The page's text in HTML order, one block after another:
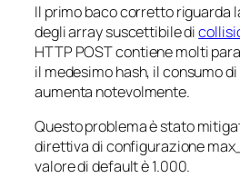
Il primo baco corretto riguarda
degli array suscettibile di
HTTP POST contiene molti
il medesimo hash, il consumo di
aumenta notevolmente.
Questo problema è stato
direttiva di configurazione
valore di default è 1.000.